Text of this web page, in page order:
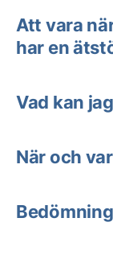
Att vara
har en
Vad kan
När och